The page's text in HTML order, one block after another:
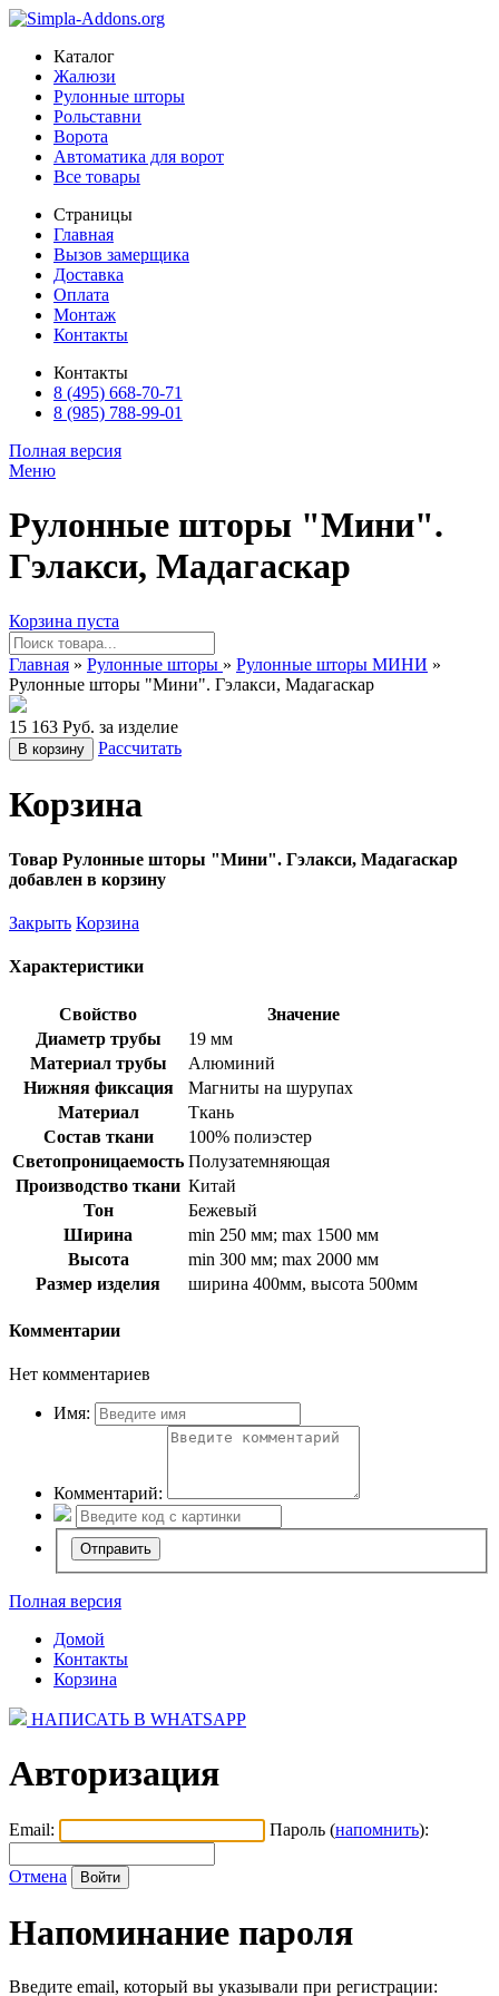
Каталог
Жалюзи
Рулонные шторы
Рольставни
Ворота
Автоматика для ворот
Все товары
Страницы
Главная
Вызов замерщика
Доставка
Оплата
Монтаж
Контакты
Контакты
8 (495) 668-70-71
8 (985) 788-99-01
Полная версия
Меню
Рулонные шторы "Мини".
Гэлакси, Мадагаскар
Корзина пуста
Главная » Рулонные шторы » Рулонные шторы МИНИ »
Рулонные шторы "Мини". Гэлакси, Мадагаскар
15 163 Руб. за изделие
В корзину Рассчитать
Корзина
Товар Рулонные шторы "Мини". Гэлакси, Мадагаскар
добавлен в корзину
Закрыть Корзина
Характеристики
Свойство
Значение
Диаметр трубы
19 мм
Материал трубы
Алюминий
Нижняя фиксация
Магниты на шурупах
Материал
Ткань
Состав ткани
100% полиэстер
Светопроницаемость Полузатемняющая
Производство ткани Китай
Тон
Бежевый
Ширина
min 250 мм; max 1500 мм
Высота
min 300 мм; max 2000 мм
Размер изделия
ширина 400мм, высота 500мм
Комментарии
Нет комментариев
Имя:
Комментарий:
Полная версия
Домой
Контакты
Корзина
НАПИСАТЬ В WHATSAPP
Авторизация
Email: Пароль (напомнить):
Отмена
Напоминание пароля
Введите email, который вы указывали при регистрации: